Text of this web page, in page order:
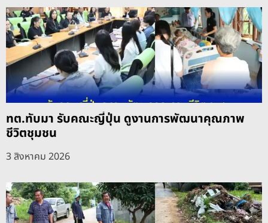
ทต.ทับมา รับคณะญี่ปุ่น ดูงานการพัฒนาคุณภาพ
ชีวิตชุมชน
3 สิงหาคม 2026